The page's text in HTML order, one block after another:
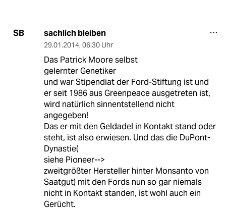
SB sachlich bleiben
29.01.2014, 06:30 Uhr
Das Patrick Moore selbst
gelernter Genetiker
und war Stipendiat der Ford-Stiftung ist und
er seit 1986 aus Greenpeace ausgetreten ist,
wird natürlich sinnentstellend nicht
angegeben!
Das er mit den Geldadel in Kontakt stand oder
steht, ist also erwiesen. Und das die DuPont-
Dynastie(
siehe Pioneer-->
zweitgrößter Hersteller hinter Monsanto von
Saatgut) mit den Fords nun so gar niemals
nicht in Kontakt standen, ist wohl auch ein
Gerücht.